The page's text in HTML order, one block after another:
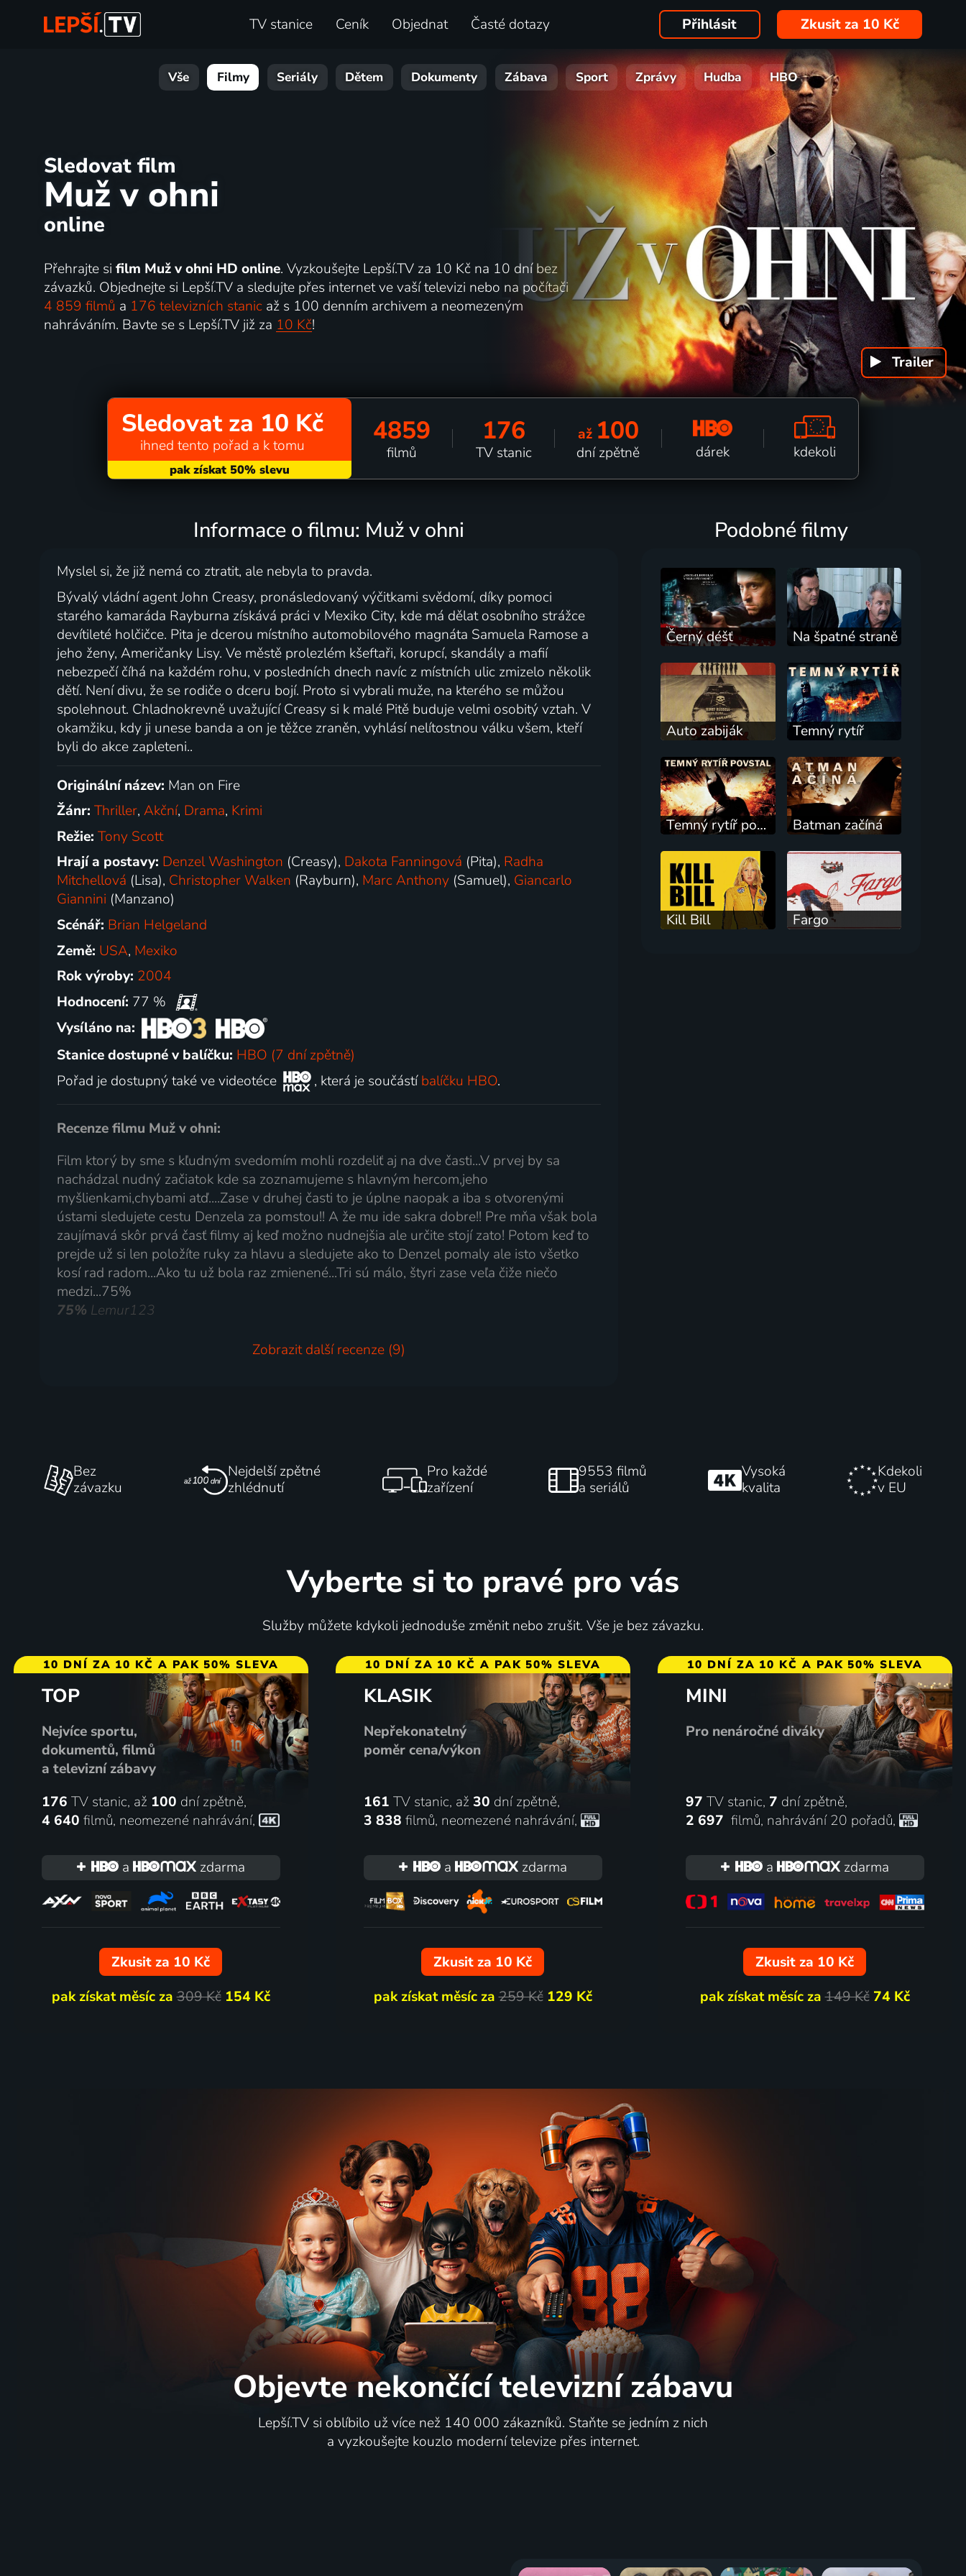
TV stanice Ceník Objednat Časté dotazy Přihlásit Zkusit za 10 Kč
Vše Filmy Seriály Dětem Dokumenty Zábava Sport Zprávy Hudba HBO
Sledovat film
Muž v ohni
online
Trailerk
Přehrajte si film Muž v ohni HD online. Vyzkoušejte Lepší.TV za 10 Kč na 10 dní bez
závazků. Objednejte si Lepší.TV a sledujte přes internet ve vaší televizi nebo na počítači
4 859 filmů a 176 televizních stanicaž s 100 denním archivem a neomezeným
nahráváním. Bavte se s Lepší.TV již za 10 Kč!
Sledovat za 10 Kč
ihned tento pořad a k tomu 4859
filmů
176
TV stanic
až 100
dní zpětně dárek kdekoli
Informace o filmu: Muž v ohni
Myslel si, že již nemá co ztratit, ale nebyla to pravda.
Bývalý vládní agent John Creasy, pronásledovaný výčitkami svědomí, díky pomoci
starého kamaráda Rayburna získává práci v Mexiko City, kde má dělat osobního strážce
devítileté holčičce. Pita je dcerou místního automobilového magnáta Samuela Ramose a
jeho ženy, Američanky Lisy. Ve městě prolezlém kšeftaři, korupcí, skandály a mafií
nebezpečí číhá na každém rohu, v posledních dnech navíc z místních ulic zmizelo několik
dětí. Není divu, že se rodiče o dceru bojí. Proto si vybrali muže, na kterého se můžou
spolehnout. Chladnokrevně uvažující Creasy si k malé Pitě buduje velmi osobitý vztah. V
okamžiku, kdy ji unese banda a on je těžce zraněn, vyhlásí nelítostnou válku všem, kteří
byli do akce zapleteni..
Originální název: Man on Fire
Žánr:Thriller,Akční, Drama, Krimi
Režie:Tony Scott
Hrají a postavy: Denzel Washington (Creasy), Dakota Fanningová (Pita), Radha
Mitchellová (Lisa), Christopher Walken (Rayburn), Marc Anthony (Samuel), Giancarlo
Giannini (Manzano)
Scénář: Brian Helgeland
Země: USA, Mexiko
Rok výroby: 2004
Hodnocení: 77 %
Vysíláno na:
Stanice dostupné v balíčku: HBO (7 dní zpětně)
Pořad je dostupný také ve videotéce
, která je součástíbalíčku HBO.
Recenze filmu Muž v ohni:
Film ktorý by sme s kľudným svedomím mohli rozdeliť aj na dve časti...V prvej by sa
nachádzal nudný začiatok kde sa zoznamujeme s hlavným hercom,jeho
myšlienkami,chybami atď....Zase v druhej časti to je úplne naopak a iba s otvorenými
ústami sledujete cestu Denzela za pomstou!! A že mu ide sakra dobre!! Pre mňa však bola
zaujímavá skôr prvá časť filmy aj keď možno nudnejšia ale určite stojí zato! Potom keď to
prejde už si len položíte ruky za hlavu a sledujete ako to Denzel pomaly ale isto všetko
kosí rad radom...Ako tu už bola raz zmienené...Tri sú málo, štyri zase veľa čiže niečo
medzi...75%
75% Lemur123
Zobrazit další recenze (9)
Podobné filmy
Černý déšť Na špatné straně
Auto zabiják Temný rytíř
Temný rytíř povstal Batman začíná
Kill Bill Fargo
Bez
závazku
Nejdelší zpětné
zhlédnutí
Pro každé
zařízení
9553 filmů
a seriálů
Vysoká
kvalita
Kdekoli
v EU
Vyberte si to pravé pro vás
Služby můžete kdykoli jednoduše změnit nebo zrušit. Vše je bez závazku.
10 DNÍ ZA 10 KČ A PAK 50% SLEVA
TOP
Nejvíce sportu,
dokumentů, filmů
a televizní zábavy
176 TV stanic, až 100 dní zpětně,
4 640 filmů, neomezené nahrávání,
a zdarma
Zkusit za 10 Kč
pak získat měsíc za309 Kč 154 Kč
10 DNÍ ZA 10 KČ A PAK 50% SLEVA
KLASIK
Nepřekonatelný
poměr cena/výkon
161 TV stanic, až 30 dní zpětně,
3 838 filmů, neomezené nahrávání,
a zdarma
Zkusit za 10 Kč
pak získat měsíc za259 Kč 129 Kč
10 DNÍ ZA 10 KČ A PAK 50% SLEVA
MINI
Pro nenáročné diváky
97 TV stanic, 7 dní zpětně,
2 697 filmů, nahrávání 20 pořadů,
a zdarma
Zkusit za 10 Kč
pak získat měsíc za149 Kč 74 Kč
Objevte nekončící televizní zábavu
Lepší.TV si oblíbilo už více než 140 000 zákazníků. Staňte se jedním z nich
a vyzkoušejte kouzlo moderní televize přes internet.